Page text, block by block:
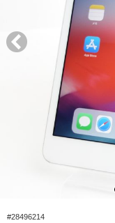
#28496214